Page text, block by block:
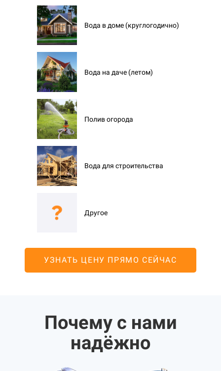
Вода в доме (круглогодично)
Вода на даче (летом)
Полив огорода
Вода для строительства
Другое
УЗНАТЬ ЦЕНУ ПРЯМО СЕЙЧАС
Почему с нами
надёжно